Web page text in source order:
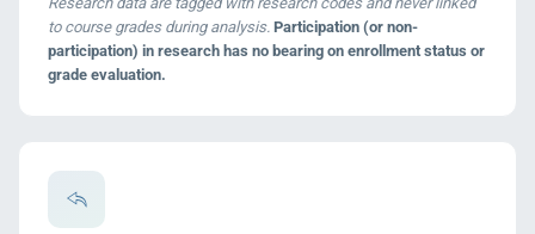
to course grades during analysis. Participation (or non-
participation) in research has no bearing on enrollment status or
grade evaluation.